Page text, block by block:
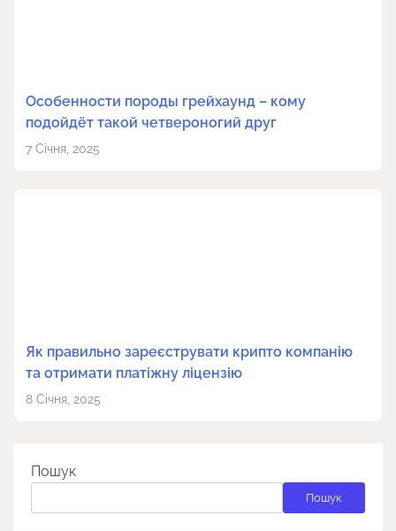
Особенности породы грейхаунд – кому
подойдёт такой четвероногий друг
7 Січня, 2025
Як правильно зареєструвати крипто компанію
та отримати платіжну ліцензію
8 Січня, 2025
Пошук
Пошук